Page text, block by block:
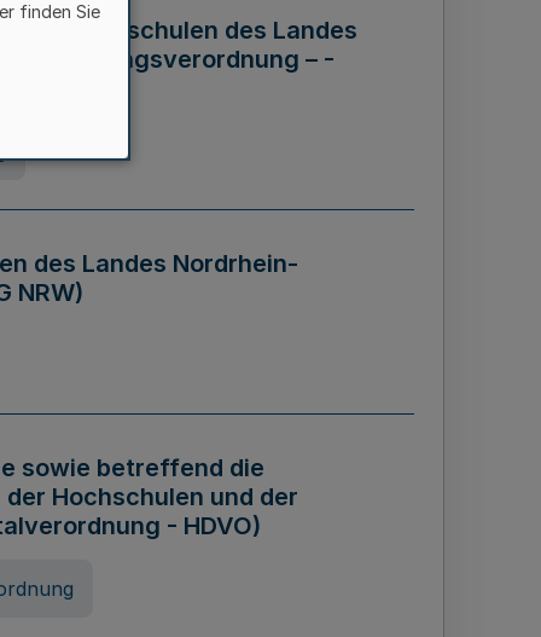
der Hochschulen des Landes
– -
des Landes Nordrhein-
NRW)
sowie betreffend die
Hochschulen und der
- HDVO)
finden Sie